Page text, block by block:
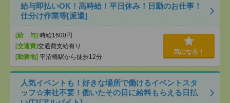
給与即払いOK！高時給！平日休み！日勤のお仕事！
仕分け作業等[派遣]
[給 与] 時給1600円
[交通費]交通費支給有り
[勤務地] 平沼橋駅から徒歩12分
気になる！
人気イベントも！好きな場所で働けるイベントスタ
ッフ☆来社不要！働いたその日に給料もらえる日払